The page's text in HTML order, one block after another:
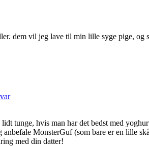
dem vil jeg lave til min lille syge pige, og
tunge, hvis man har det bedst med
MonsterGuf (som bare er en lille
med din datter!